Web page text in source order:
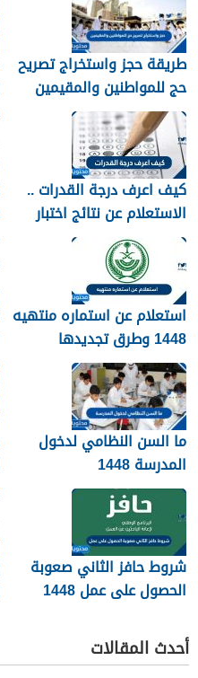
طريقة حجز واستخراج تصريح
حج للمواطنين والمقيمين
1448
كيف اعرف درجة القدرات ..
الاستعلام عن نتائج اختبار
القدرات 1448
استعلام عن استماره منتهيه
1448 وطرق تجديدها
ما السن النظامي لدخول
المدرسة 1448
شروط حافز الثاني صعوبة
الحصول على عمل 1448
أحدث المقالات